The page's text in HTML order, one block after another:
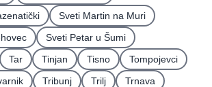
Sveti Martin na Muri
Sveti Petar u Šumi
Tar Tinjan Tisno
Tompojevci
Tribunj Trilj
Trnava